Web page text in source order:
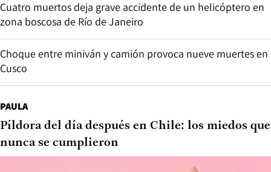
Cuatro muertos deja grave accidente de un helicóptero en
zona boscosa de Río de Janeiro
Choque entre miniván y camión provoca nueve muertes en
Cusco
PAULA
Píldora del día después en Chile: los miedos que
nunca se cumplieron